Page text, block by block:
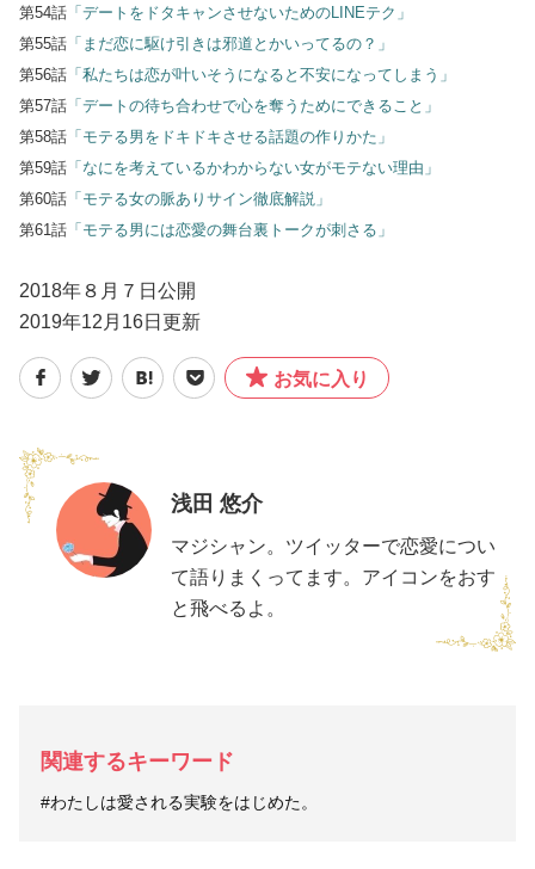
第54話 「デートをドタキャンさせないためのLINEテク」
第55話 「まだ恋に駆け引きは邪道とかいってるの？」
第56話 「私たちは恋が叶いそうになると不安になってしまう」
第57話 「デートの待ち合わせで心を奪うためにできること」
第58話 「モテる男をドキドキさせる話題の作りかた」
第59話 「なにを考えているかわからない女がモテない理由」
第60話 「モテる女の脈ありサイン徹底解説」
第61話 「モテる男には恋愛の舞台裏トークが刺さる」
2018年８月７日公開
2019年12月16日更新
お気に入り
浅田 悠介
マジシャン。ツイッターで恋愛につい
て語りまくってます。アイコンをおす
と飛べるよ。
関連するキーワード
#わたしは愛される実験をはじめた。